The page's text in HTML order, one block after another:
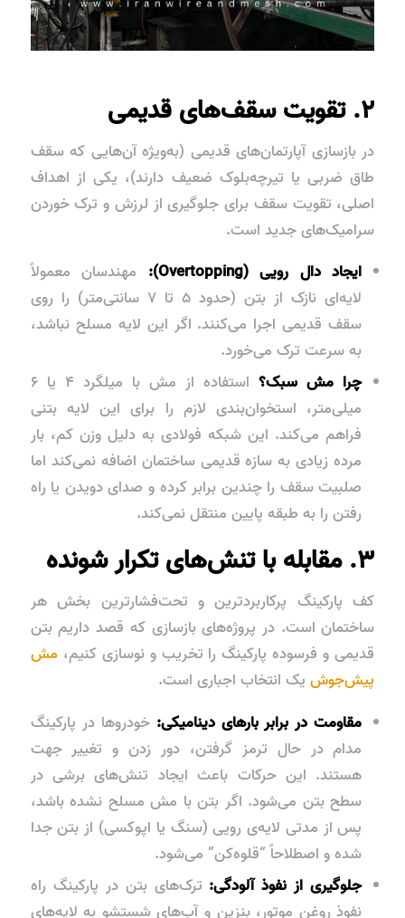
۲. تقویت سقف‌های قدیمی
در بازسازی آپارتمان‌های قدیمی (به‌ویژه آن‌هایی که سقف
طاق ضربی یا تیرچه‌بلوک ضعیف دارند)، یکی از اهداف
اصلی، تقویت سقف برای جلوگیری از لرزش و ترک خوردن
سرامیک‌های جدید است.
ایجاد دال رویی (Overtopping):
مهندسان معمولاً
لایه‌ای نازک از بتن (حدود ۵ تا ۷ سانتی‌متر) را روی
سقف قدیمی اجرا می‌کنند. اگر این لایه مسلح نباشد،
به سرعت ترک می‌خورد.
چرا مش سبک؟
استفاده از مش با میلگرد ۴ یا ۶
میلی‌متر، استخوان‌بندی لازم را برای این لایه بتنی
فراهم می‌کند. این شبکه فولادی به دلیل وزن کم، بار
مرده زیادی به سازه قدیمی ساختمان اضافه نمی‌کند اما
صلبیت سقف را چندین برابر کرده و صدای دویدن یا راه
رفتن را به طبقه پایین منتقل نمی‌کند.
۳. مقابله با تنش‌های تکرار شونده
کف پارکینگ پرکاربردترین و تحت‌فشارترین بخش هر
ساختمان است. در پروژه‌های بازسازی که قصد داریم بتن
قدیمی و فرسوده پارکینگ را تخریب و نوسازی کنیم، مش
پیش‌جوشیک انتخاب اجباری است.
مقاومت در برابر بارهای دینامیکی: خودروها در پارکینگ
مدام در حال ترمز گرفتن، دور زدن و تغییر جهت
هستند. این حرکات باعث ایجاد تنش‌های برشی در
سطح بتن می‌شود. اگر بتن با مش مسلح نشده باشد،
پس از مدتی لایه‌ی رویی (سنگ یا اپوکسی) از بتن جدا
شده و اصطلاحاً “قلوه‌کن” می‌شود.
جلوگیری از نفوذ آلودگی: ترک‌های بتن در پارکینگ راه
نفوذ روغن موتور، بنزین و آب‌های شستشو به لایه‌های